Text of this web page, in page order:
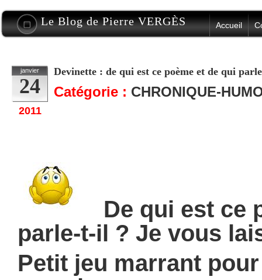
Le Blog de Pierre VERGÈS Accueil
janvier
24
2011
Devinette : de qui est ce poème et de qui
Catégorie : CHRONIQUE-
De qui est ce
parle-t-il ? Je vous
Petit jeu marrant